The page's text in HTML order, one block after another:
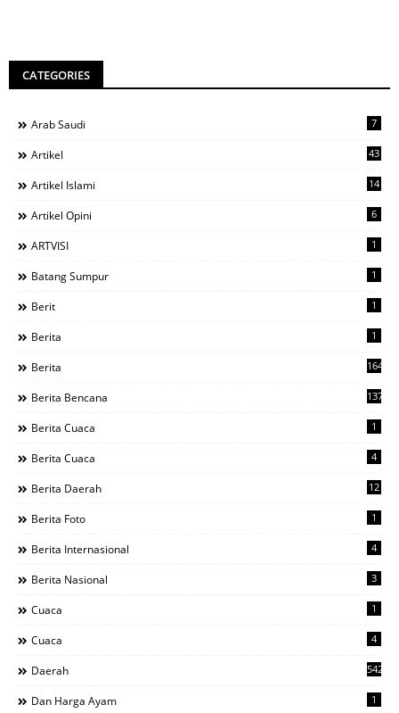
CATEGORIES
Arab Saudi 7
Artikel 43
Artikel Islami 14
Artikel Opini 6
ARTVISI 1
Batang Sumpur 1
Berit 1
Berita 1
Berita 1644
Berita Bencana 137
Berita Cuaca 1
Berita Cuaca 4
Berita Daerah 12
Berita Foto 1
Berita Internasional 4
Berita Nasional 3
Cuaca 1
Cuaca 4
Daerah 542
Dan Harga Ayam 1